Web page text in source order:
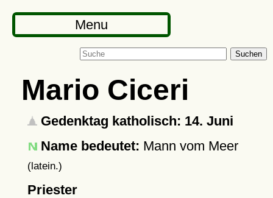
Menu
Suchen
Mario Ciceri
Gedenktag katholisch: 14. Juni
Name bedeutet: Mann vom Meer
(latein.)
Priester